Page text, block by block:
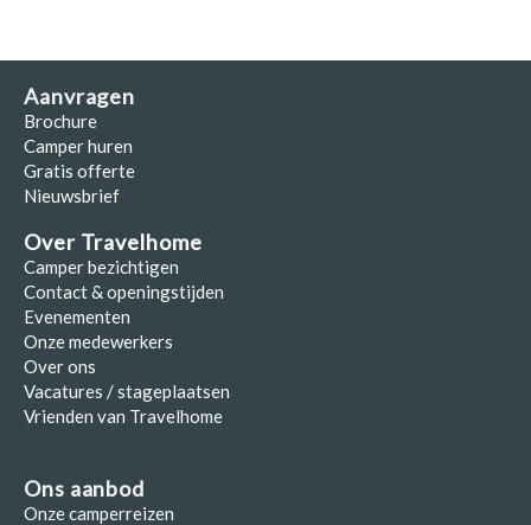
Aanvragen
Brochure
Camper huren
Gratis offerte
Nieuwsbrief
Over Travelhome
Camper bezichtigen
Contact & openingstijden
Evenementen
Onze medewerkers
Over ons
Vacatures / stageplaatsen
Vrienden van Travelhome
Ons aanbod
Onze camperreizen